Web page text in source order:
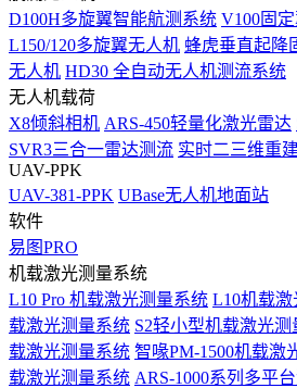
D100H多旋翼智能航测系统 V100固
L150/120多旋翼无人机 蜂虎垂直起降
无人机 HD30 全自动无人机测流系统
无人机载荷
X8倾斜相机 ARS-450轻量化激光雷达
SVR3三合一雷达测流 实时二三维重
UAV-PPK
UAV-381-PPK UBase无人机地面站
软件
易图PRO
机载激光测量系统
L10 Pro 机载激光测量系统 L10机载
载激光测量系统 S2轻小型机载激光测
载激光测量系统 智喙PM-1500机载激
载激光测量系统 ARS-1000系列多平